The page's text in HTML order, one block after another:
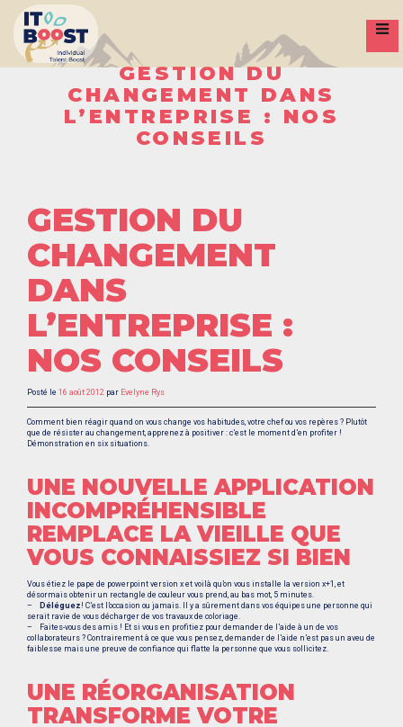
c
GESTION DU
CHANGEMENT DANS
L’ENTREPRISE : NOS
CONSEILS
GESTION DU
CHANGEMENT
DANS
L’ENTREPRISE :
NOS CONSEILS
Posté le 16 août 2012 par Evelyne Rys
Comment bien réagir quand on vous change vos habitudes, votre chef ou vos repères ? Plutôt
que de résister au changement, apprenez à positiver : c’est le moment d’en profiter !
Démonstration en six situations.
UNE NOUVELLE APPLICATION
INCOMPRÉHENSIBLE
REMPLACE LA VIEILLE QUE
VOUS CONNAISSIEZ SI BIEN
Vous étiez le pape de powerpoint version x et voilà qu’on vous installe la version x+1, et
désormais obtenir un rectangle de couleur vous prend, au bas mot, 5 minutes.
–
Déléguez! C’est l’occasion ou jamais. Il y a sûrement dans vos équipes une personne qui
serait ravie de vous décharger de vos travaux de coloriage.
– Faites-vous des amis ! Et si vous en profitiez pour demander de l’aide à un de vos
collaborateurs ? Contrairement à ce que vous pensez, demander de l’aide n’est pas un aveu de
faiblesse mais une preuve de confiance qui flatte la personne que vous sollicitez.
UNE RÉORGANISATION
TRANSFORME VOTRE